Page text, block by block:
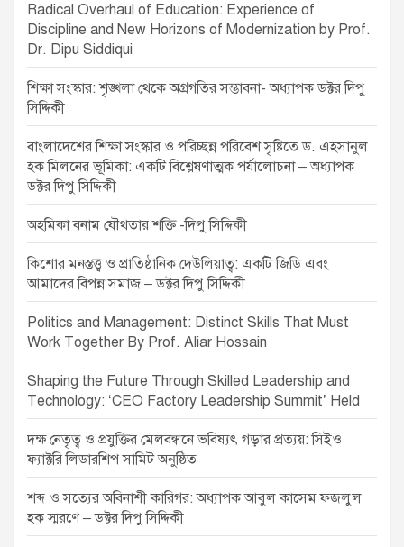
Radical Overhaul of Education: Experience of
Discipline and New Horizons of Modernization by Prof.
Dr. Dipu Siddiqui
শিক্ষা সংস্কার: শৃঙ্খলা থেকে অগ্রগতির সম্ভাবনা- অধ্যাপক ডক্টর দিপু
সিদ্দিকী
বাংলাদেশের শিক্ষা সংস্কার ও পরিচ্ছন্ন পরিবেশ সৃষ্টিতে ড. এহসানুল
হক মিলনের ভূমিকা: একটি বিশ্লেষণাত্মক পর্যালোচনা – অধ্যাপক
ডক্টর দিপু সিদ্দিকী
অহমিকা বনাম যৌথতার শক্তি -দিপু সিদ্দিকী
কিশোর মনস্তত্ত্ব ও প্রাতিষ্ঠানিক দেউলিয়াত্ব: একটি জিডি এবং
আমাদের বিপন্ন সমাজ – ডক্টর দিপু সিদ্দিকী
Politics and Management: Distinct Skills That Must
Work Together By Prof. Aliar Hossain
Shaping the Future Through Skilled Leadership and
Technology: ‘CEO Factory Leadership Summit’ Held
দক্ষ নেতৃত্ব ও প্রযুক্তির মেলবন্ধনে ভবিষ্যৎ গড়ার প্রত্যয়: সিইও
ফ্যাক্টরি লিডারশিপ সামিট অনুষ্ঠিত
শব্দ ও সত্যের অবিনাশী কারিগর: অধ্যাপক আবুল কাসেম ফজলুল
হক স্মরণে – ডক্টর দিপু সিদ্দিকী